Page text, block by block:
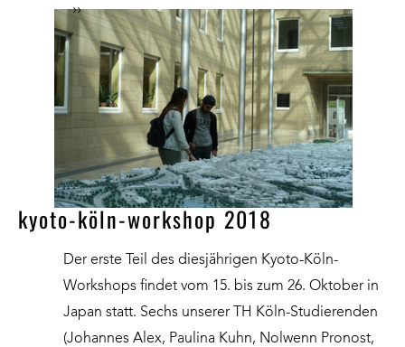
››
kyoto-köln-workshop 2018
Der erste Teil des diesjährigen Kyoto-Köln-
Workshops findet vom 15. bis zum 26. Oktober in
Japan statt. Sechs unserer TH Köln-Studierenden
(Johannes Alex, Paulina Kuhn, Nolwenn Pronost,